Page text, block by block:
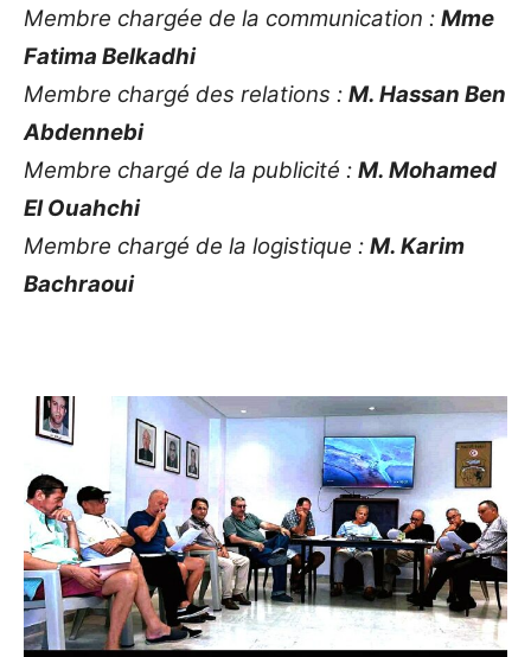
Membre chargée de la communication : Mme
Fatima Belkadhi
Membre chargé des relations : M. Hassan Ben
Abdennebi
Membre chargé de la publicité : M. Mohamed
El Ouahchi
Membre chargé de la logistique : M. Karim
Bachraoui